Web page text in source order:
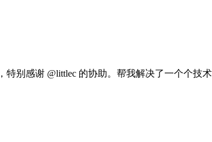
特别感谢 @littlec 的协助。帮我解决了一个个